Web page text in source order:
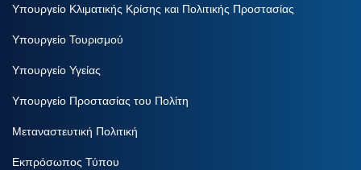
Υπουργείο Κλιματικής Κρίσης και Πολιτικής Προστασίας
Υπουργείο Τουρισμού
Υπουργείο Υγείας
Υπουργείο Προστασίας του Πολίτη
Μεταναστευτική Πολιτική
Εκπρόσωπος Τύπου